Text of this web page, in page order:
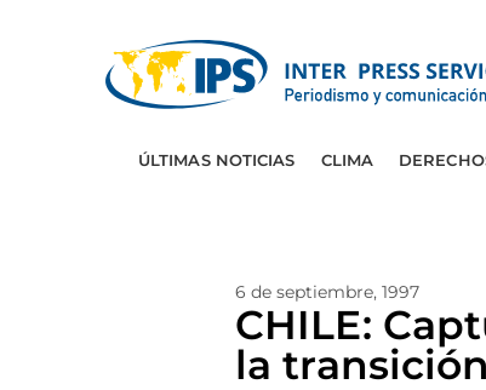
ÚLTIMAS NOTICIAS CLIMA
6 de septiembre, 1997
CHILE:
la transición